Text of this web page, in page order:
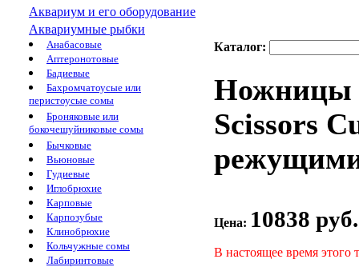
Аквариум и его оборудование
Аквариумные рыбки
Анабасовые
Аптеронотовые
Бадиевые
Бахромчатоусые или
перистоусые сомы
Броняковые или
бокочешуйниковые сомы
Бычковые
Вьюновые
Гудиевые
Иглобрюхие
Карповые
Карпозубые
Клинобрюхие
Кольчужные сомы
Лабиринтовые
Каталог:
Ножницы
Scissors
Цена: 10838 руб.
В настоящее время этого